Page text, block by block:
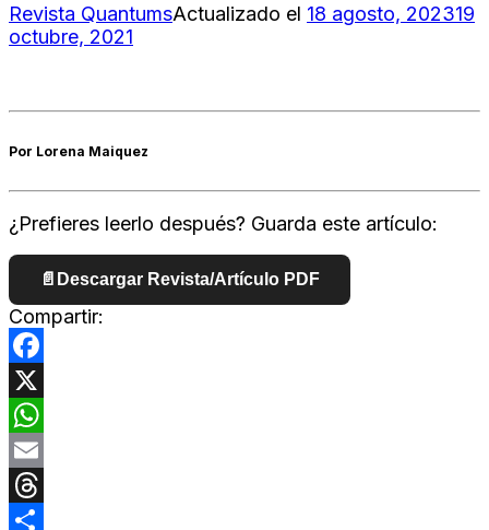
Revista QuantumsActualizado el 18 agosto, 202319
octubre, 2021
Por Lorena Maiquez
¿Prefieres leerlo después? Guarda este artículo:
📄 Descargar Revista/Artículo PDF
Compartir:
Facebook
X
WhatsApp
Email
Threads